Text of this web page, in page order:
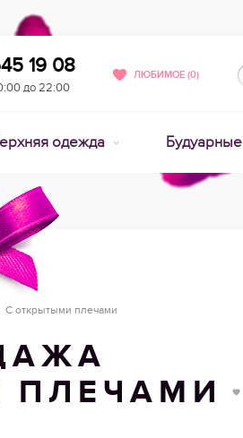
19 08
до 22:00
ЛЮБИМОЕ (0)
одежда Будуарные
С открытыми плечами
ПЛЕЧАМИ